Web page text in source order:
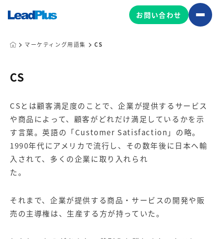
Web制作
マーケティングコンサルティング
コンテンツ制作
マーケティング基盤の製品
Leadplus One MyFolio
サイトアクセス解析ダッシュ
ボード
HubSpot導入・運用
マーケティングサービスの製品
お問い合わせ
マーケティング用語集 CS
CS
CSとは顧客満足度のことで、企業が提供するサービス
や商品によって、顧客がどれだけ満足しているかを示
す言葉。英語の「Customer Satisfaction」の略。
1990年代にアメリカで流行し、その数年後に日本へ輸
入されて、多くの企業に取り入れられ
た。
それまで、企業が提供する商品・サービスの開発や販
売の主導権は、生産する方が持っていた。